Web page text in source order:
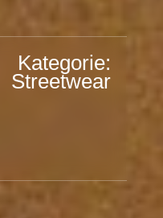
Kategorie:
Streetwear